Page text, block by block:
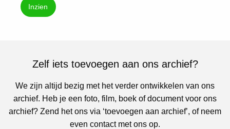
Inzien
Zelf iets toevoegen aan ons archief?
We zijn altijd bezig met het verder ontwikkelen van ons
archief. Heb je een foto, film, boek of document voor ons
archief? Zend het ons via ‘toevoegen aan archief’, of neem
even contact met ons op.